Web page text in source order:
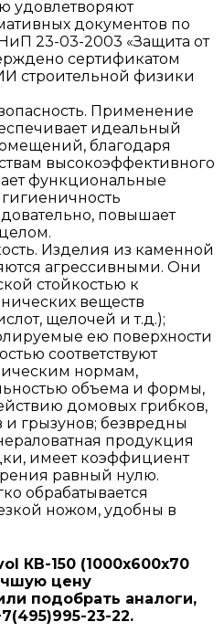
удовлетворяют
документов по
23-03-2003 «Защита от
сертификатом
строительной физики
Применение
идеальный
благодаря
высокоэффективного
функциональные
повышает
Изделия из каменной
агрессивными. Они
стойкостью к
веществ
щелочей и т.д.);
ею поверхности
соответствуют
нормам,
объема и формы,
домовых грибков,
грызунов; безвредны
продукция
имеет коэффициент
равный нулю.
обрабатывается
ножом, удобны в
КВ-150 (1000х600х70
цену
подобрать аналоги,
23-22.